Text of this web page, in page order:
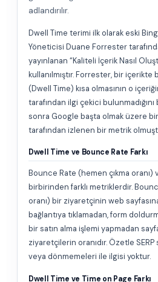
adlandırılır.
Dwell Time terimi ilk olarak eski Bing
Yöneticisi Duane Forrester
yayınlanan “Kaliteli İçerik Nasıl
kullanılmıştır. Forrester, bir
(Dwell Time) kısa olmasının o
tarafından ilgi çekici
sonra Google başta olmak üzere
tarafından izlenen bir metrik
Dwell Time ve Bounce Rate Farkı
Bounce Rate (hemen çıkma oranı)
birbirinden farklı metriklerdir.
oranı) bir ziyaretçinin web
bağlantıya tıklamadan, form
bir satın alma işlemi yapmadan
ziyaretçilerin oranıdır. Özetle
veya dönmemeleri ile ilgisi yoktur.
Dwell Time ve Time on Page Farkı